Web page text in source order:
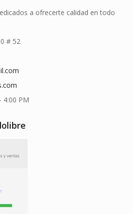
a ofrecerte calidad en todo
# 52
4:00 PM